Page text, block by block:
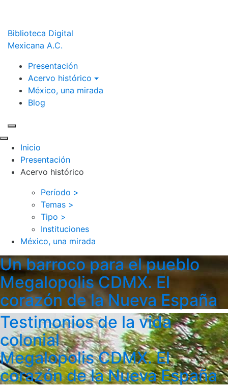
Biblioteca Digital
Mexicana A.C.
Presentación
Acervo histórico
México, una mirada
Blog
Inicio
Presentación
Acervo histórico
Período >
Temas >
Tipo >
Instituciones
México, una mirada
Un barroco para el pueblo
Megalopolis CDMX. El
corazón de la Nueva España
Testimonios de la vida
colonial
Megalopolis CDMX. El
corazón de la Nueva España